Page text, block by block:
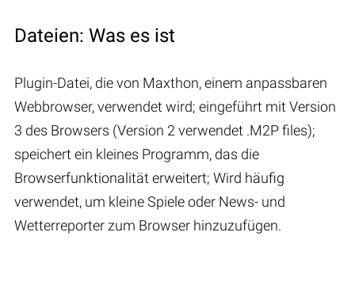
Dateien: Was es ist
Plugin-Datei, die von Maxthon, einem anpassbaren
Webbrowser, verwendet wird; eingeführt mit Version
3 des Browsers (Version 2 verwendet .M2P files);
speichert ein kleines Programm, das die
Browserfunktionalität erweitert; Wird häufig
verwendet, um kleine Spiele oder News- und
Wetterreporter zum Browser hinzuzufügen.